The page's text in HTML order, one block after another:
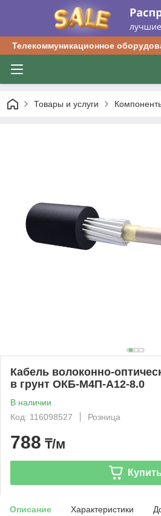
Телекоммуникационное
Товары и услуги
Кабель волоконно-
в грунт ОКБ-М4П-А12-8.0
В наличии
Код: 116098527
Розница
788 ₸/м
Купить
Описание Характеристики